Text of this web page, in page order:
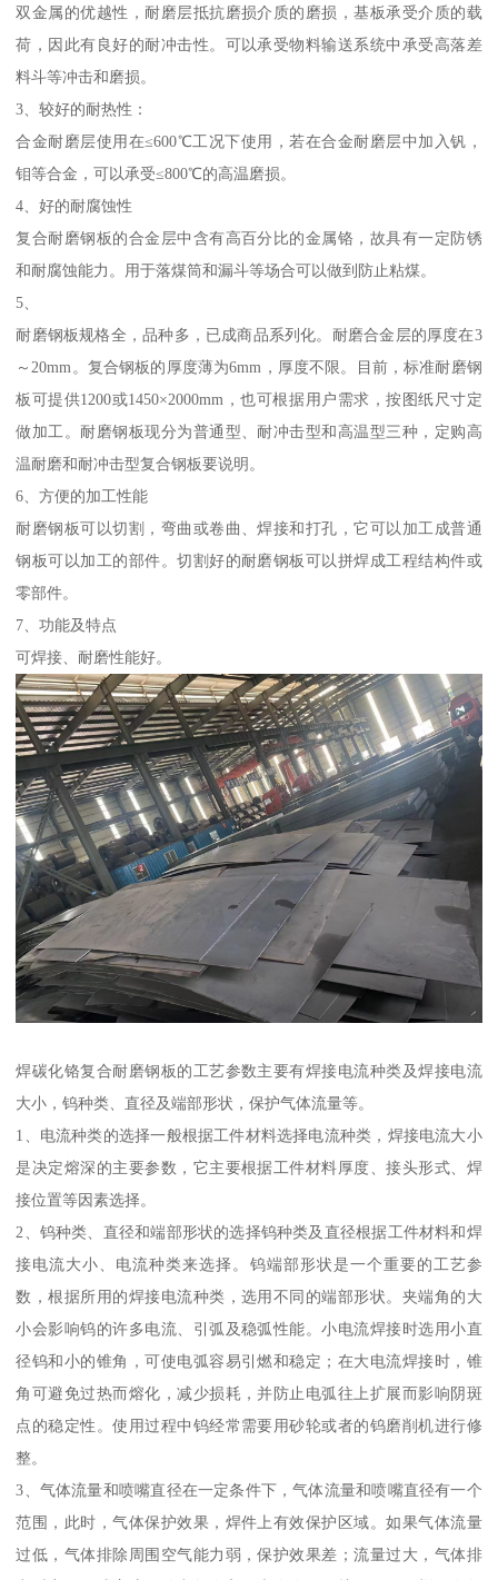
双金属的优越性，耐磨层抵抗磨损介质的磨损，基板承受介质的载
荷，因此有良好的耐冲击性。可以承受物料输送系统中承受高落差
料斗等冲击和磨损。
3、较好的耐热性：
合金耐磨层使用在≤600℃工况下使用，若在合金耐磨层中加入钒，
钼等合金，可以承受≤800℃的高温磨损。
4、好的耐腐蚀性
复合耐磨钢板的合金层中含有高百分比的金属铬，故具有一定防锈
和耐腐蚀能力。用于落煤筒和漏斗等场合可以做到防止粘煤。
5、
耐磨钢板规格全，品种多，已成商品系列化。耐磨合金层的厚度在3
～20mm。复合钢板的厚度薄为6mm，厚度不限。目前，标准耐磨钢
板可提供1200或1450×2000mm，也可根据用户需求，按图纸尺寸定
做加工。耐磨钢板现分为普通型、耐冲击型和高温型三种，定购高
温耐磨和耐冲击型复合钢板要说明。
6、方便的加工性能
耐磨钢板可以切割，弯曲或卷曲、焊接和打孔，它可以加工成普通
钢板可以加工的部件。切割好的耐磨钢板可以拼焊成工程结构件或
零部件。
7、功能及特点
可焊接、耐磨性能好。
焊碳化铬复合耐磨钢板的工艺参数主要有焊接电流种类及焊接电流
大小，钨种类、直径及端部形状，保护气体流量等。
1、电流种类的选择一般根据工件材料选择电流种类，焊接电流大小
是决定熔深的主要参数，它主要根据工件材料厚度、接头形式、焊
接位置等因素选择。
2、钨种类、直径和端部形状的选择钨种类及直径根据工件材料和焊
接电流大小、电流种类来选择。钨端部形状是一个重要的工艺参
数，根据所用的焊接电流种类，选用不同的端部形状。夹端角的大
小会影响钨的许多电流、引弧及稳弧性能。小电流焊接时选用小直
径钨和小的锥角，可使电弧容易引燃和稳定；在大电流焊接时，锥
角可避免过热而熔化，减少损耗，并防止电弧往上扩展而影响阴斑
点的稳定性。使用过程中钨经常需要用砂轮或者的钨磨削机进行修
整。
3、气体流量和喷嘴直径在一定条件下，气体流量和喷嘴直径有一个
范围，此时，气体保护效果，焊件上有效保护区域。如果气体流量
过低，气体排除周围空气能力弱，保护效果差；流量过大，气体排